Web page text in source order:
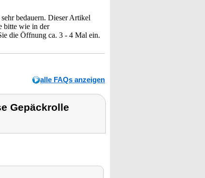
bedauern. Dieser Artikel
bitte wie in der
die Öffnung ca. 3 - 4 Mal ein.
alle FAQs anzeigen
Gepäckrolle